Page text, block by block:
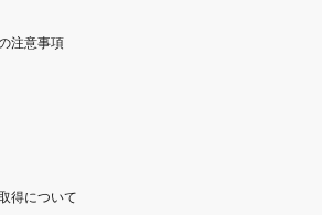
注意事項
得について